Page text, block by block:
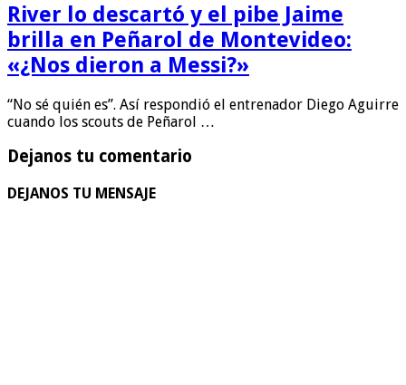
River lo descartó y el pibe Jaime
brilla en Peñarol de Montevideo:
«¿Nos dieron a Messi?»
“No sé quién es”. Así respondió el entrenador Diego Aguirre
cuando los scouts de Peñarol …
Dejanos tu comentario
DEJANOS TU MENSAJE